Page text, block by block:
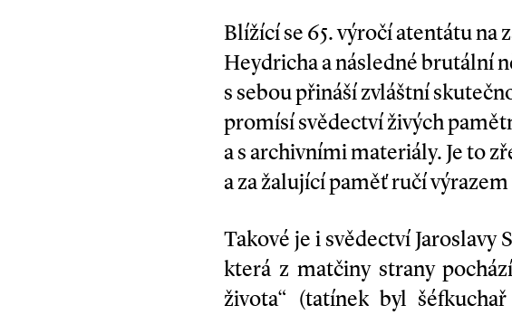
Blížící se 65. výročí atentátu
Heydricha a následné brutální
s sebou přináší zvláštní
promísí svědectví živých
a s archivními materiály. Je to
a za žalující paměť ručí
Takové je i svědectví Jaroslavy
která z matčiny strany
života“ (tatínek byl